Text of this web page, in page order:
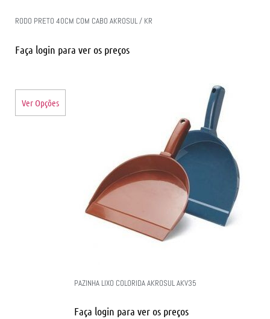
RODO PRETO 40CM COM CABO AKROSUL / KR
Faça login para ver os preços
Ver Opções
PAZINHA LIXO COLORIDA AKROSUL AKV35
Faça login para ver os preços